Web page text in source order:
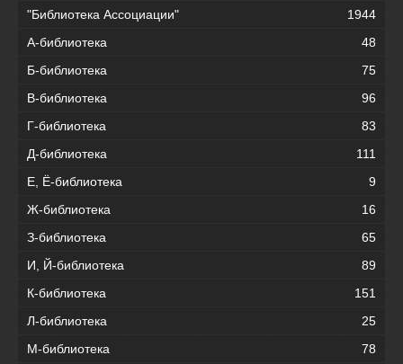
"Библиотека Ассоциации"
1944
А-библиотека
48
Б-библиотека
75
В-библиотека
96
Г-библиотека
83
Д-библиотека
111
Е, Ё-библиотека
9
Ж-библиотека
16
З-библиотека
65
И, Й-библиотека
89
К-библиотека
151
Л-библиотека
25
М-библиотека
78